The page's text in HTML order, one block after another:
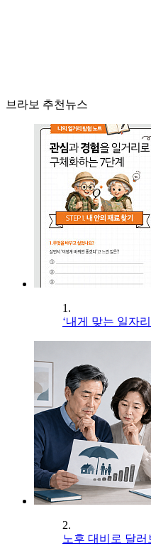
브라보 추천뉴스
1.
‘내게 맞는 일자
2.
노후 대비로 달